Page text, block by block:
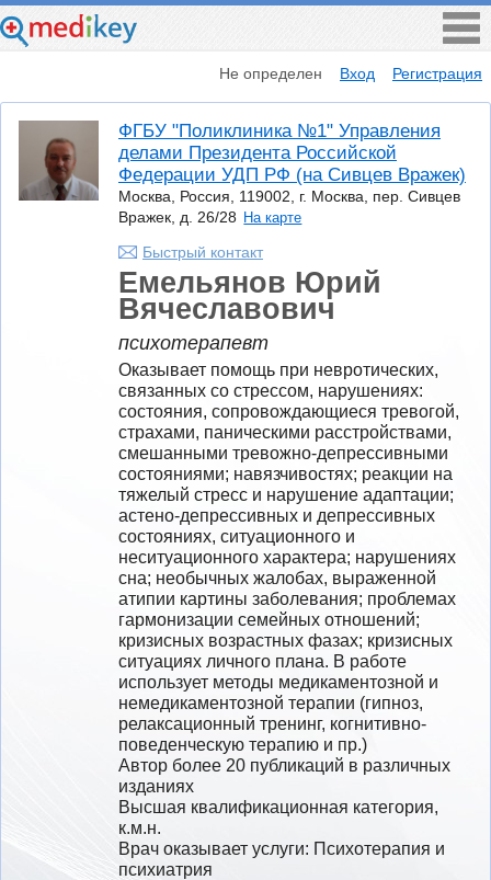
Не определен Вход Регистрация
ФГБУ "Поликлиника №1" Управления
делами Президента Российской
Федерации УДП РФ (на Сивцев Вражек)
Москва, Россия, 119002, г. Москва, пер. Сивцев
Вражек, д. 26/28 На карте
Быстрый контакт
Емельянов Юрий
Вячеславович
психотерапевт
Оказывает помощь при невротических,
связанных со стрессом, нарушениях:
состояния, сопровождающиеся тревогой,
страхами, паническими расстройствами,
смешанными тревожно-депрессивными
состояниями; навязчивостях; реакции на
тяжелый стресс и нарушение адаптации;
астено-депрессивных и депрессивных
состояниях, ситуационного и
неситуационного характера; нарушениях
сна; необычных жалобах, выраженной
атипии картины заболевания; проблемах
гармонизации семейных отношений;
кризисных возрастных фазах; кризисных
ситуациях личного плана. В работе
использует методы медикаментозной и
немедикаментозной терапии (гипноз,
релаксационный тренинг, когнитивно-
поведенческую терапию и пр.)
Автор более 20 публикаций в различных
изданиях
Высшая квалификационная категория,
к.м.н.
Врач оказывает услуги: Психотерапия и
психиатрия